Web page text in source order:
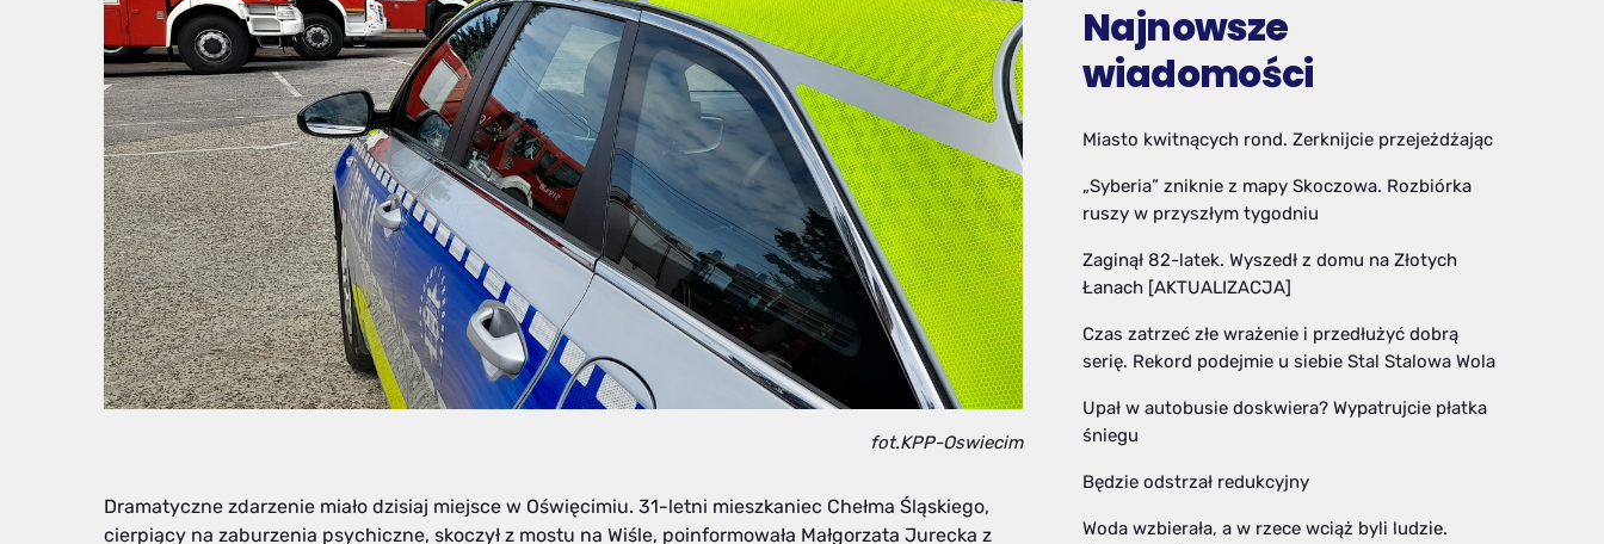
fot.KPP-Oswiecim
Dramatyczne zdarzenie miało dzisiaj miejsce w Oświęcimiu. 31-letni mieszkaniec Chełma Śląskiego,
cierpiący na zaburzenia psychiczne, skoczył z mostu na Wiśle, poinformowała Małgorzata Jurecka z
Najnowsze
wiadomości
Miasto kwitnących rond. Zerknijcie przejeżdżając
„Syberia” zniknie z mapy Skoczowa. Rozbiórka
ruszy w przyszłym tygodniu
Zaginął 82-latek. Wyszedł z domu na Złotych
Łanach [AKTUALIZACJA]
Czas zatrzeć złe wrażenie i przedłużyć dobrą
serię. Rekord podejmie u siebie Stal Stalowa Wola
Upał w autobusie doskwiera? Wypatrujcie płatka
śniegu
Będzie odstrzał redukcyjny
Woda wzbierała, a w rzece wciąż byli ludzie.